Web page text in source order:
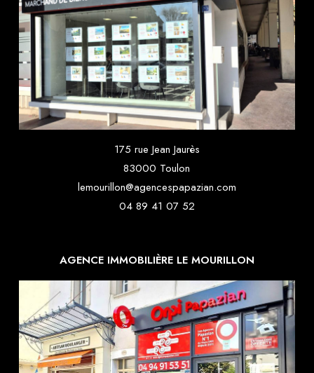
175 rue Jean Jaurès
83000 Toulon
lemourillon@agencespapazian.com
04 89 41 07 52
AGENCE IMMOBILIÈRE LE MOURILLON